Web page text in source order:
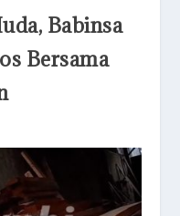
Babinsa
Bersama